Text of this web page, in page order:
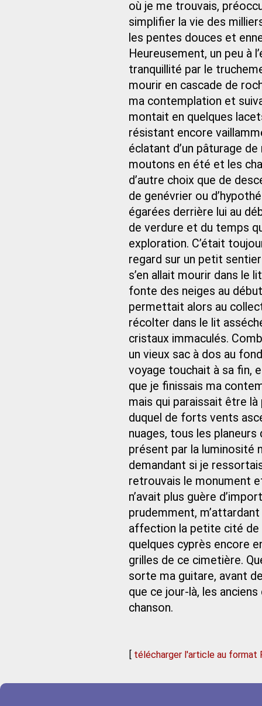
où je me trouvais,
simplifier la vie des
les pentes douces et
Heureusement, un peu à
tranquillité par le
mourir en cascade de
ma contemplation et
montait en quelques
résistant encore
éclatant d’un pâturage
moutons en été et les
d’autre choix que de
de genévrier ou
égarées derrière lui au
de verdure et du temps
exploration. C’était
regard sur un petit
s’en allait mourir dans le
fonte des neiges au
permettait alors au
récolter dans le lit
cristaux immaculés.
un vieux sac à dos au
voyage touchait à sa fin,
que je finissais ma
mais qui paraissait être là
duquel de forts vents
nuages, tous les planeurs
présent par la luminosité
demandant si je
retrouvais le monument
n’avait plus guère
prudemment,
affection la petite cité de
quelques cyprès encore
grilles de ce cimetière.
sorte ma guitare, avant
que ce jour‑là, les
chanson.
[ télécharger l'article au format